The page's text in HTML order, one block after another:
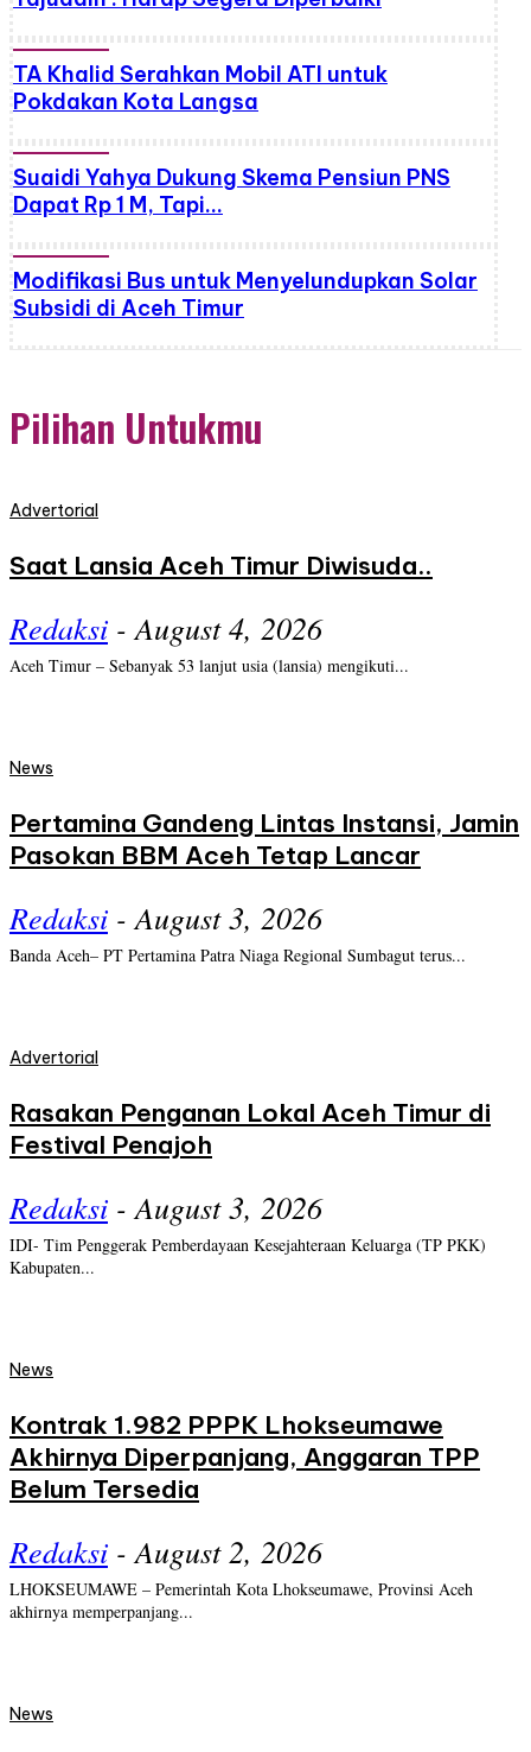
TA Khalid Serahkan Mobil ATI untuk
Pokdakan Kota Langsa
Suaidi Yahya Dukung Skema Pensiun PNS
Dapat Rp 1 M, Tapi…
Modifikasi Bus untuk Menyelundupkan Solar
Subsidi di Aceh Timur
Pilihan Untukmu
Advertorial
Saat Lansia Aceh Timur Diwisuda..
Redaksi - August 4, 2026
Aceh Timur – Sebanyak 53 lanjut usia (lansia) mengikuti...
News
Pertamina Gandeng Lintas Instansi, Jamin
Pasokan BBM Aceh Tetap Lancar
Redaksi - August 3, 2026
Banda Aceh– PT Pertamina Patra Niaga Regional Sumbagut terus...
Advertorial
Rasakan Penganan Lokal Aceh Timur di
Festival Penajoh
Redaksi - August 3, 2026
IDI- Tim Penggerak Pemberdayaan Kesejahteraan Keluarga (TP PKK)
Kabupaten...
News
Kontrak 1.982 PPPK Lhokseumawe
Akhirnya Diperpanjang, Anggaran TPP
Belum Tersedia
Redaksi - August 2, 2026
LHOKSEUMAWE – Pemerintah Kota Lhokseumawe, Provinsi Aceh
akhirnya memperpanjang...
News